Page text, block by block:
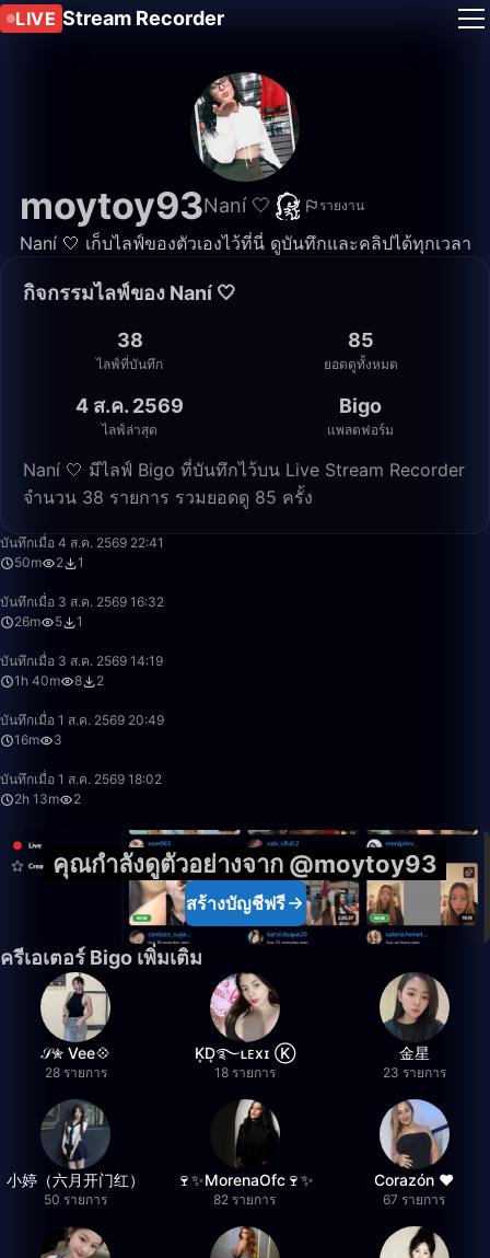
LIVE Stream Recorder
moytoy93Naní 🤍 รายงาน
Naní 🤍 เก็บไลฟ์ของตัวเองไว้ที่นี่ ดูบันทึกและคลิปได้ทุกเวลา
กิจกรรมไลฟ์ของ Naní 🤍
38
ไลฟ์ที่บันทึก
85
ยอดดูทั้งหมด
4 ส.ค. 2569
ไลฟ์ล่าสุด
Bigo
แพลตฟอร์ม
Naní 🤍 มีไลฟ์ Bigo ที่บันทึกไว้บน Live Stream Recorder
จำนวน 38 รายการ รวมยอดดู 85 ครั้ง
บันทึกเมื่อ 4 ส.ค. 2569 22:41
50m
2 1
บันทึกเมื่อ 3 ส.ค. 2569 16:32
26m
5 1
บันทึกเมื่อ 3 ส.ค. 2569 14:19
1h 40m
8 2
บันทึกเมื่อ 1 ส.ค. 2569 20:49
16m
3
บันทึกเมื่อ 1 ส.ค. 2569 18:02
2h 13m
2
คุณกำลังดูตัวอย่างจาก @moytoy93
สร้างบัญชีฟรี
ครีเอเตอร์ Bigo เพิ่มเติม
𝒮✮ Vee💠
28 รายการ
K͙D͙࿐ʟᴇxɪ Ⓚ
18 รายการ
金星
23 รายการ
小婷（六月开门红）
50 รายการ
🍷✨MorenaOfc🍷✨
82 รายการ
Corazón ♥
67 รายการ